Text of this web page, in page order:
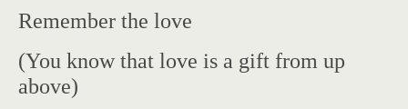
Remember the love
(You know that love is a gift from up
above)